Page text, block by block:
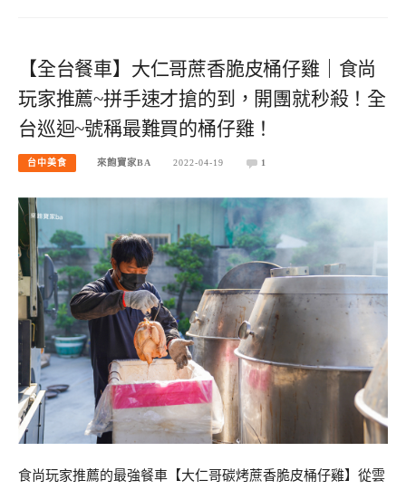
【全台餐車】大仁哥蔗香脆皮桶仔雞｜食尚
玩家推薦~拼手速才搶的到，開團就秒殺！全
台巡迴~號稱最難買的桶仔雞！
台中美食 來飽寶家BA 2022-04-19 1
食尚玩家推薦的最強餐車【大仁哥碳烤蔗香脆皮桶仔雞】從雲